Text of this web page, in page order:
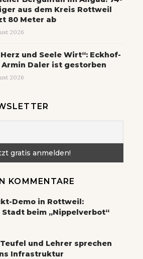
aus dem Kreis Rottweil
80 Meter ab
2026
und Seele Wirt“: Eckhof-
Daler ist gestorben
2026
KOMMENTARE
Demo in Rottweil:
beim „Nippelverbot“
Teufel und Lehrer sprechen
Infrastruktur